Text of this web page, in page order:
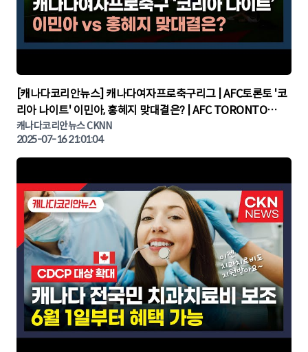
▶
[캐나다코리안뉴스] 캐나다여자프로축구리그 | AFC토론토 '코
리아 나이트' 이민아, 홍혜지 맞대결은? | AFC TORONTO
KOREA NIGHT | 캐나다뉴스 | 토론토뉴스
캐나다코리안뉴스 CKNN
2025-07-16 21:01:04